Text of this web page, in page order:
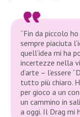
“Fin da piccolo
sempre piaciuta
quell’idea mi ha
incertezze nella
d’arte – l’essere
tutto più chiaro.
per gioco a un
un cammino in
a oggi. Il Drag mi